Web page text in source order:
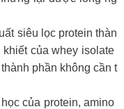
siêu lọc protein thàn
của whey isolate
phần không cần t
của protein, amino